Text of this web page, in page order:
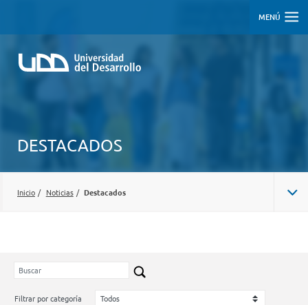
MENÚ
DESTACADOS
Inicio / Noticias / Destacados
Filtrar por categoría